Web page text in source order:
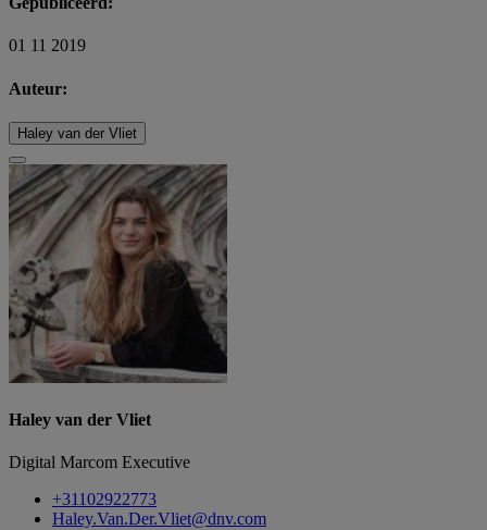
01 11 2019
Auteur:
Haley van der Vliet
Haley van der Vliet
Digital Marcom Executive
+31102922773
Haley.Van.Der.Vliet@dnv.com